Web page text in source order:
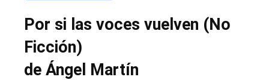
Por si las voces vuelven (No
Ficción)
de Ángel Martín